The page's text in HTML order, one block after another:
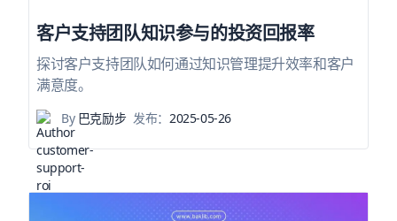
客户支持团队知识参与的投资回报率
探讨客户支持团队如何通过知识管理提升效率和客户
满意度。
By巴克励步 发布：2025-05-26